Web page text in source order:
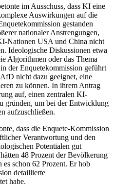
im Ausschuss, dass KI eine
Auswirkungen auf die
gestanden
nationaler Anstrengungen,
Nationen USA und China nicht
Ideologische Diskussionen etwa
Algorithmen oder das Thema
der Enquetekommission geführt
nicht dazu geeignet, eine
zu können. In ihrem Antrag
auf, einen zentralen KI-
gründen, um bei der Entwicklung
aufzuschließen.
dass die Enquete-Kommission
Verantwortung und den
Potentialen gut
48 Prozent der Bevölkerung
es schon 62 Prozent. Er hob
detaillierte
habe.